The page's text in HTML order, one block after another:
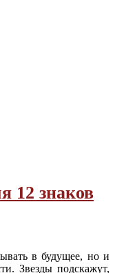
12 знаков
в будущее, но и
Звезды подскажут,